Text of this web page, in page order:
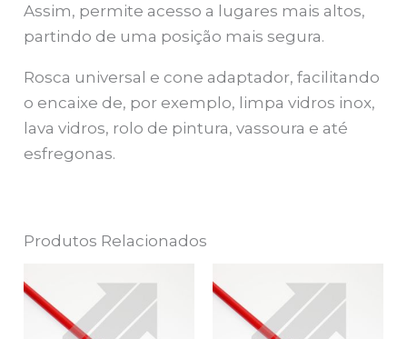
Assim, permite acesso a lugares mais altos,
partindo de uma posição mais segura.
Rosca universal e cone adaptador, facilitando
o encaixe de, por exemplo, limpa vidros inox,
lava vidros, rolo de pintura, vassoura e até
esfregonas.
Produtos Relacionados